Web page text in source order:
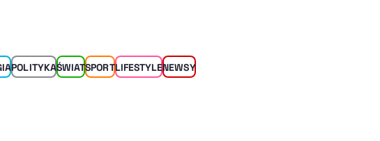
POLITYKAŚWIATSPORTLIFESTYLENEWSY